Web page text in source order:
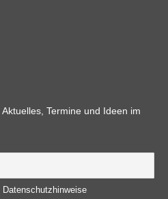
Termine und Ideen im